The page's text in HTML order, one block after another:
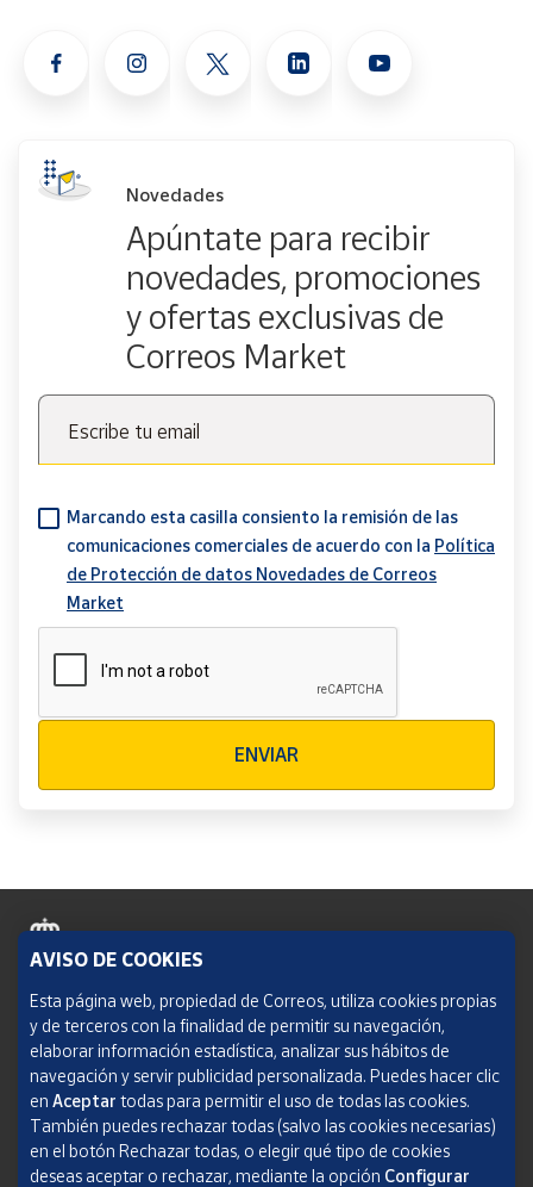
Novedades
Apúntate para recibir
novedades, promociones
y ofertas exclusivas de
Correos Market
Escribe tu email
Marcando esta casilla consiento la remisión de las
comunicaciones comerciales de acuerdo con la Política
de Protección de datos Novedades de Correos
Market
ENVIAR
Política de cookies
Aviso legal
Condiciones del servicio
Política de Privacidad Web
AVISO DE COOKIES
Esta página web, propiedad de Correos, utiliza cookies propias
y de terceros con la finalidad de permitir su navegación,
elaborar información estadística, analizar sus hábitos de
navegación y servir publicidad personalizada. Puedes hacer clic
en Aceptar todas para permitir el uso de todas las cookies.
También puedes rechazar todas (salvo las cookies necesarias)
en el botón Rechazar todas, o elegir qué tipo de cookies
deseas aceptar o rechazar, mediante la opción Configurar